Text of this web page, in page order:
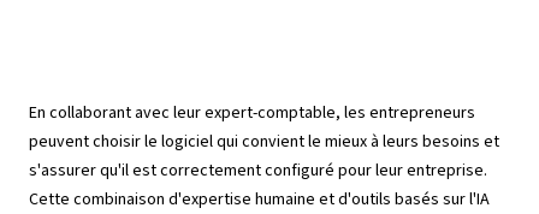
En collaborant avec leur expert-comptable, les entrepreneurs
peuvent choisir le logiciel qui convient le mieux à leurs besoins et
s'assurer qu'il est correctement configuré pour leur entreprise.
Cette combinaison d'expertise humaine et d'outils basés sur l'IA